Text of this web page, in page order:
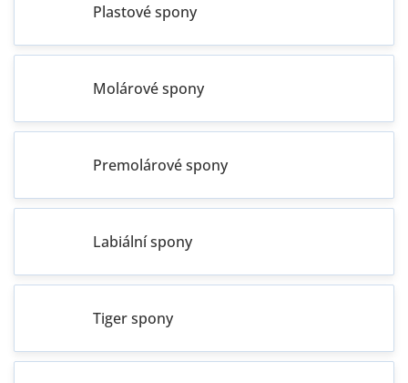
Plastové spony
Molárové spony
Premolárové spony
Labiální spony
Tiger spony